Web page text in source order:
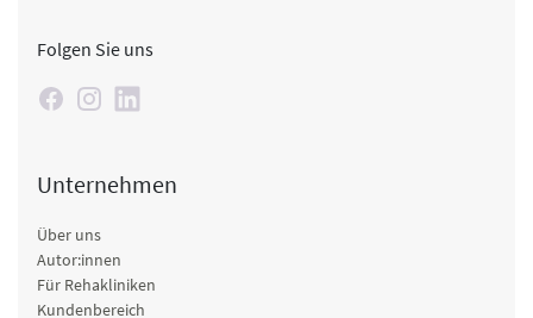
Folgen Sie uns
Unternehmen
Über uns
Autor:innen
Für Rehakliniken
Kundenbereich